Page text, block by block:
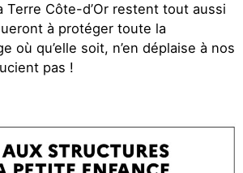
Terre Côte-d’Or restent tout aussi
à protéger toute la
où qu’elle soit, n’en déplaise à nos
pas !